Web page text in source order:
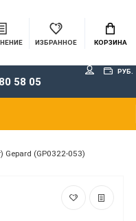
ИЗБРАННОЕ КОРЗИНА
58 05
РУБ.
(GP0322-053)